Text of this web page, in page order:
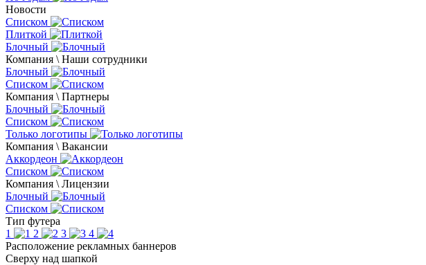
Новости
Списком
Плиткой
Блочный
Компания \ Наши сотрудники
Блочный
Списком
Компания \ Партнеры
Блочный
Списком
Только логотипы
Компания \ Вакансии
Аккордеон
Списком
Компания \ Лицензии
Блочный
Списком
Тип футера
1
2 3
4
Расположение рекламных баннеров
Сверху над шапкой